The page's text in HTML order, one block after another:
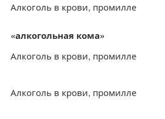
Алкоголь в крови, промилле
«алкогольная кома»
Алкоголь в крови, промилле
Алкоголь в крови, промилле